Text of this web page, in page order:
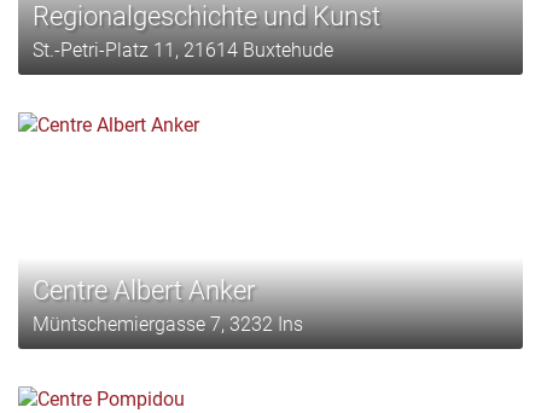
Regionalgeschichte und Kunst
St.-Petri-Platz 11, 21614 Buxtehude
Centre Albert Anker
Müntschemiergasse 7, 3232 Ins